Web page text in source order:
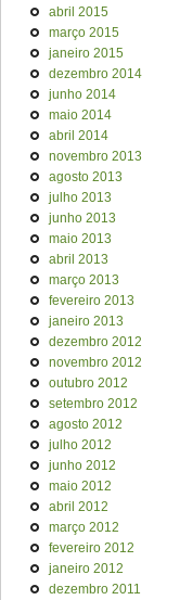
abril 2015
março 2015
janeiro 2015
dezembro 2014
junho 2014
maio 2014
abril 2014
novembro 2013
agosto 2013
julho 2013
junho 2013
maio 2013
abril 2013
março 2013
fevereiro 2013
janeiro 2013
dezembro 2012
novembro 2012
outubro 2012
setembro 2012
agosto 2012
julho 2012
junho 2012
maio 2012
abril 2012
março 2012
fevereiro 2012
janeiro 2012
dezembro 2011